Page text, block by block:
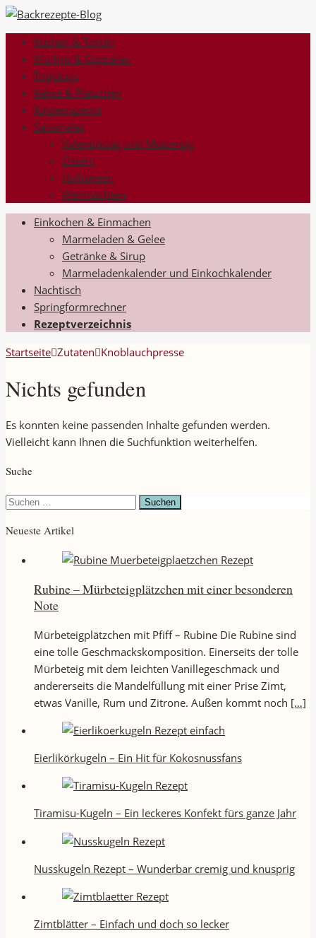
Kuchen & Torten
Muffins & Cupcakes
Toppings
Kekse & Plätzchen
Kinderrezepte
Saisonales
Valentinstag und Muttertag
Ostern
Halloween
Weihnachten
Einkochen & Einmachen
Marmeladen & Gelee
Getränke & Sirup
Marmeladenkalender und Einkochkalender
Nachtisch
Springformrechner
Rezeptverzeichnis
Startseite Zutaten Knoblauchpresse
Nichts gefunden
Es konnten keine passenden Inhalte gefunden werden.
Vielleicht kann Ihnen die Suchfunktion weiterhelfen.
Suche
Suchen
Neueste Artikel
Rubine – Mürbeteigplätzchen mit einer besonderen
Note
Mürbeteigplätzchen mit Pfiff – Rubine Die Rubine sind
eine tolle Geschmackskomposition. Einerseits der tolle
Mürbeteig mit dem leichten Vanillegeschmack und
andererseits die Mandelfüllung mit einer Prise Zimt,
etwas Vanille, Rum und Zitrone. Außen kommt noch […]
Eierlikörkugeln – Ein Hit für Kokosnussfans
Tiramisu-Kugeln – Ein leckeres Konfekt fürs ganze Jahr
Nusskugeln Rezept – Wunderbar cremig und knusprig
Zimtblätter – Einfach und doch so lecker